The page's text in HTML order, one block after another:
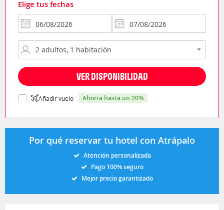
Elige tus fechas
VER DISPONIBILIDAD
Añadir vuelo ahorra hasta un 20%
Por qué reservar tu hotel con Atrápalo
Atención personalizada
Pago 100% seguro
Mejor precio garantizado